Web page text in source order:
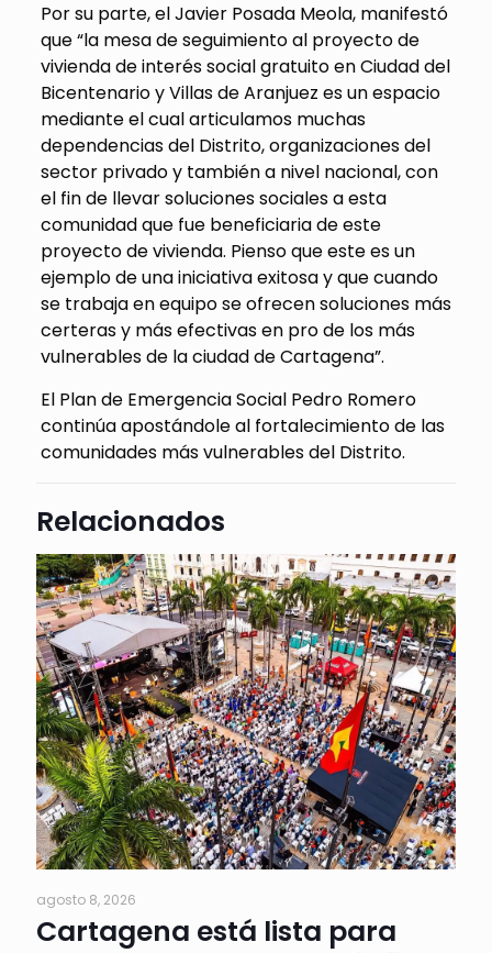
Por su parte, el Javier Posada Meola, manifestó
que “la mesa de seguimiento al proyecto de
vivienda de interés social gratuito en Ciudad del
Bicentenario y Villas de Aranjuez es un espacio
mediante el cual articulamos muchas
dependencias del Distrito, organizaciones del
sector privado y también a nivel nacional, con
el fin de llevar soluciones sociales a esta
comunidad que fue beneficiaria de este
proyecto de vivienda. Pienso que este es un
ejemplo de una iniciativa exitosa y que cuando
se trabaja en equipo se ofrecen soluciones más
certeras y más efectivas en pro de los más
vulnerables de la ciudad de Cartagena”.
El Plan de Emergencia Social Pedro Romero
continúa apostándole al fortalecimiento de las
comunidades más vulnerables del Distrito.
Relacionados
agosto 8, 2026
Cartagena está lista para